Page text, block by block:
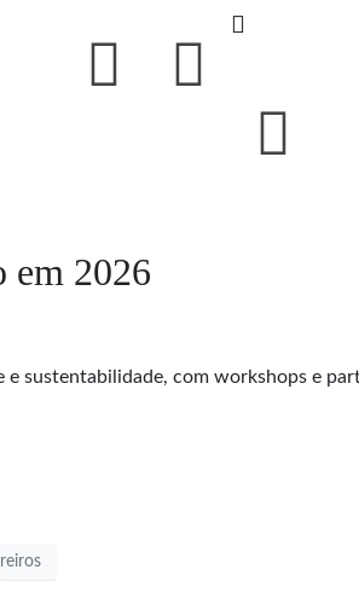
em 2026
e sustentabilidade, com workshops e